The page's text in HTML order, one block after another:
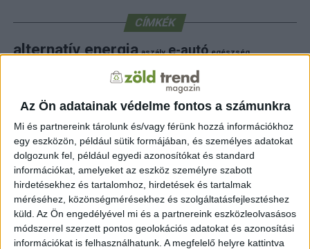
Az Ön adatainak védelme fontos a számunkra
Mi és partnereink tárolunk és/vagy férünk hozzá információkhoz
egy eszközön, például sütik formájában, és személyes adatokat
dolgozunk fel, például egyedi azonosítókat és standard
információkat, amelyeket az eszköz személyre szabott
hirdetésekhez és tartalomhoz, hirdetések és tartalmak
méréséhez, közönségmérésekhez és szolgáltatásfejlesztéshez
küld. Az Ön engedélyével mi és a partnereink eszközleolvasásos
módszerrel szerzett pontos geolokációs adatokat és azonosítási
információkat is felhasználhatunk. A megfelelő helyre kattintva
CÍMKÉK
alternatív energia aszály e-autó egészség
elektromos autótöltő
elektromos meghajtás energia
erdő fejlesztés fenntarthatóság fotovoltaikus
klímaváltozás
klímavédelem környezet
környezetvédelem környezetvédelmi hírek
közlekedés megújuló energia mezőgazdaság
napelemnapelemeknapenergia
naperőmű solar solar energy szelektiv hulladék természet
természetvédelem villamosenergia villanyautó víz zöld
autó zöld energia zöld energiaforrás zöld hirek
állatvédelem életmód újrahasznosítás